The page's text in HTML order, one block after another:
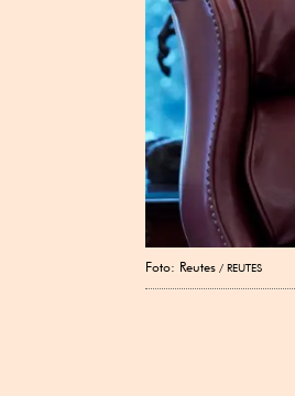
Foto: Reutes REUTES